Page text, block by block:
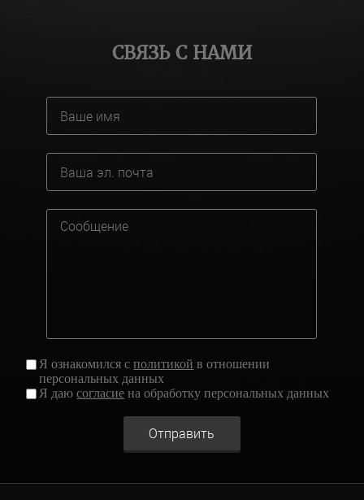
СВЯЗЬ С НАМИ
Я ознакомился сполитикой в отношении
персональных данных
Я даюсогласие на обработку персональных данных
Отправить